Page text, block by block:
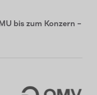
bis zum Konzern –